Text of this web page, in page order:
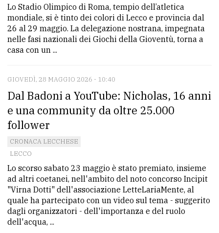
pubblicità
CERCA
per
comune
Ricerca
avanzata
ALTRE
TESTATE
Lo Stadio Olimpico di Roma, tempio dell’atletica
mondiale, si è tinto dei colori di Lecco e provincia dal
26 al 29 maggio. La delegazione nostrana, impegnata
nelle fasi nazionali dei Giochi della Gioventù, torna a
casa con un ...
GIOVEDÌ, 28 MAGGIO 2026 - 10:40
Dal Badoni a YouTube: Nicholas, 16 anni
e una community da oltre 25.000
follower
CRONACA LECCHESE
LECCO
Lo scorso sabato 23 maggio è stato premiato, insieme
ad altri coetanei, nell'ambito del noto concorso Incipit
"Virna Dotti" dell'associazione LetteLariaMente, al
quale ha partecipato con un video sul tema - suggerito
dagli organizzatori - dell'importanza e del ruolo
dell'acqua, ...